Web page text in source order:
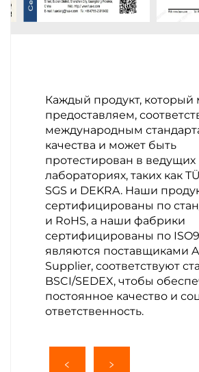
Каждый продукт, который
предоставляем,
международным
качества и может быть
протестирован в ведущих
лабораториях, таких как
SGS и DEKRA. Наши
сертифицированы по
и RoHS, а наши фабрики
сертифицированы по
являются поставщиками
Supplier, соответствуют
BSCI/SEDEX, чтобы
постоянное качество и
ответственность.